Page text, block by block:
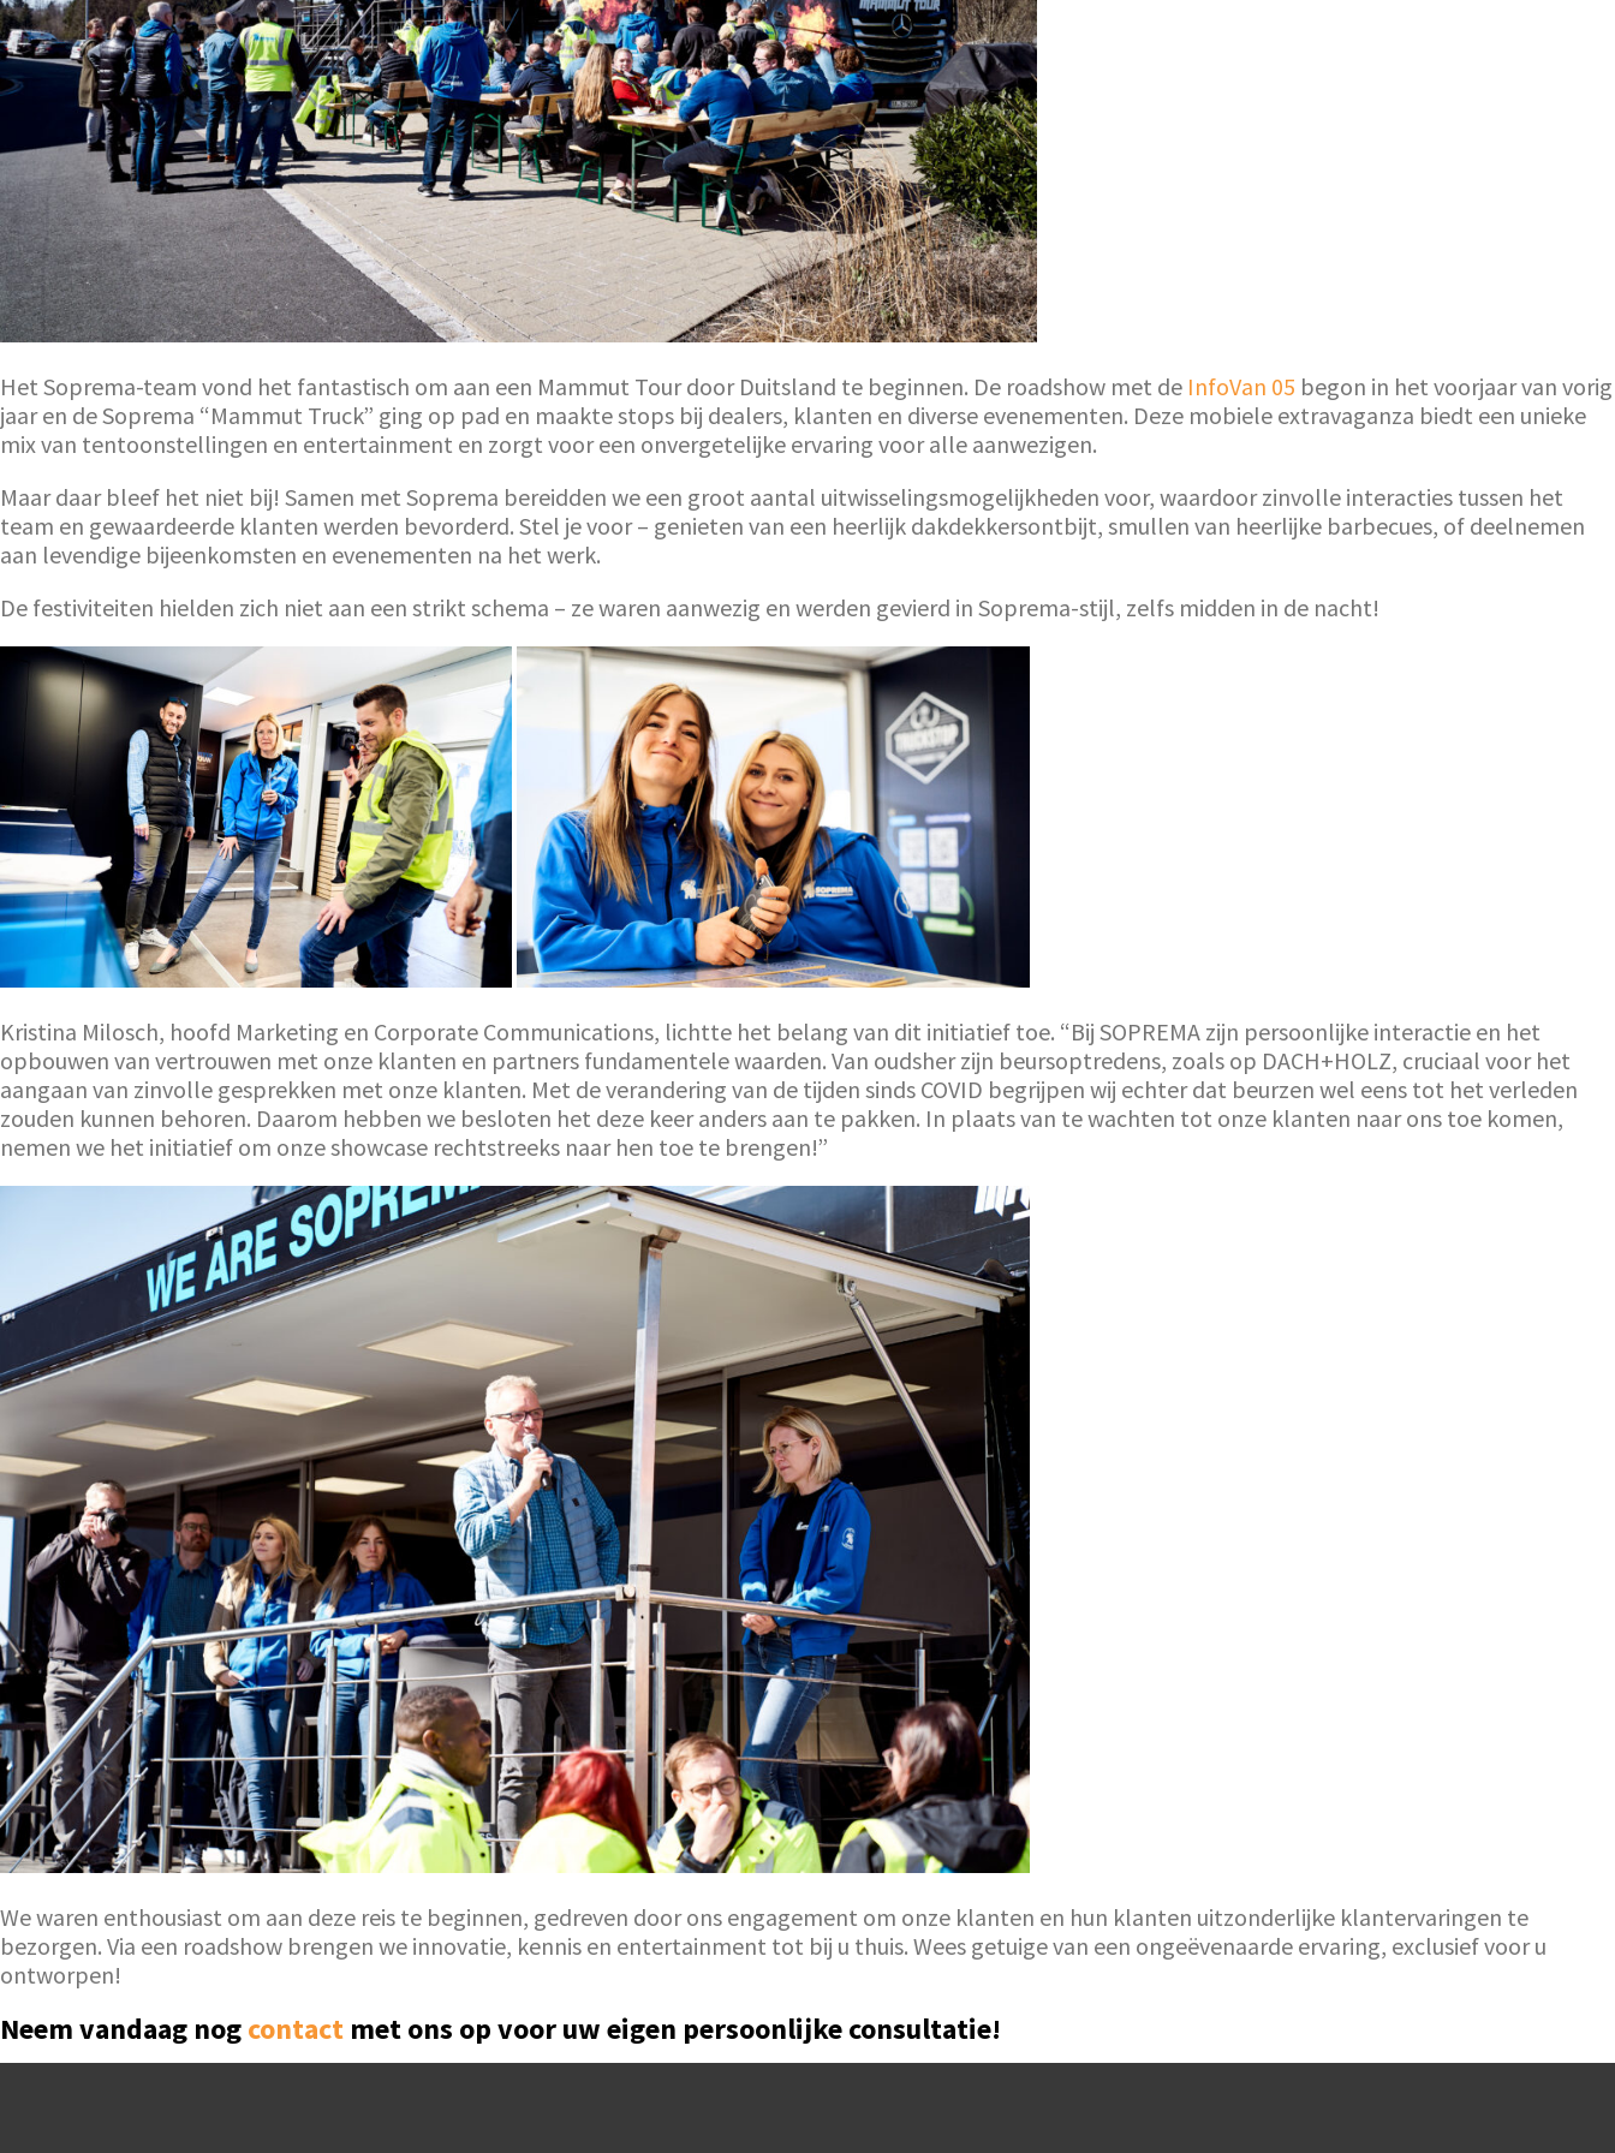
Het Soprema-team vond het fantastisch om aan een Mammut Tour door Duitsland te beginnen. De roadshow met de InfoVan 05 begon in het voorjaar van vorig
jaar en de Soprema “Mammut Truck” ging op pad en maakte stops bij dealers, klanten en diverse evenementen. Deze mobiele extravaganza biedt een unieke
mix van tentoonstellingen en entertainment en zorgt voor een onvergetelijke ervaring voor alle aanwezigen.
Maar daar bleef het niet bij! Samen met Soprema bereidden we een groot aantal uitwisselingsmogelijkheden voor, waardoor zinvolle interacties tussen het
team en gewaardeerde klanten werden bevorderd. Stel je voor – genieten van een heerlijk dakdekkersontbijt, smullen van heerlijke barbecues, of deelnemen
aan levendige bijeenkomsten en evenementen na het werk.
De festiviteiten hielden zich niet aan een strikt schema – ze waren aanwezig en werden gevierd in Soprema-stijl, zelfs midden in de nacht!
Kristina Milosch, hoofd Marketing en Corporate Communications, lichtte het belang van dit initiatief toe. “Bij SOPREMA zijn persoonlijke interactie en het
opbouwen van vertrouwen met onze klanten en partners fundamentele waarden. Van oudsher zijn beursoptredens, zoals op DACH+HOLZ, cruciaal voor het
aangaan van zinvolle gesprekken met onze klanten. Met de verandering van de tijden sinds COVID begrijpen wij echter dat beurzen wel eens tot het verleden
zouden kunnen behoren. Daarom hebben we besloten het deze keer anders aan te pakken. In plaats van te wachten tot onze klanten naar ons toe komen,
nemen we het initiatief om onze showcase rechtstreeks naar hen toe te brengen!”
We waren enthousiast om aan deze reis te beginnen, gedreven door ons engagement om onze klanten en hun klanten uitzonderlijke klantervaringen te
bezorgen. Via een roadshow brengen we innovatie, kennis en entertainment tot bij u thuis. Wees getuige van een ongeëvenaarde ervaring, exclusief voor u
ontworpen!
Neem vandaag nogcontact met ons op voor uw eigen persoonlijke consultatie!